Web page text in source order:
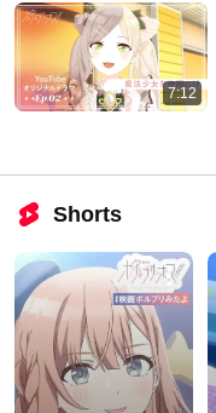
7:12
Shorts